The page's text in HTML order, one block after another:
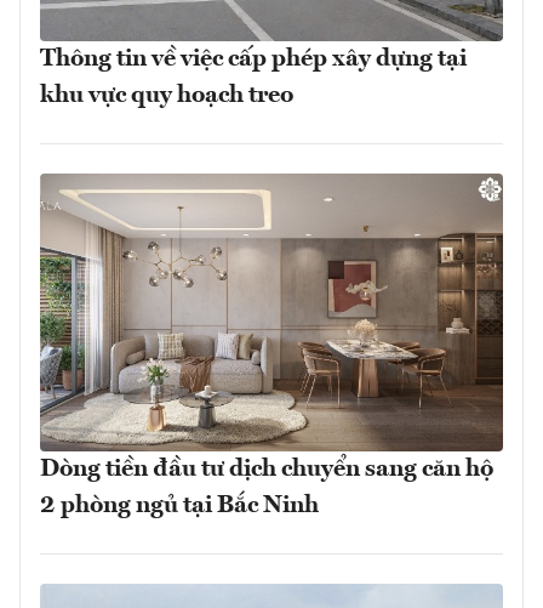
Thông tin về việc cấp phép xây dựng tại
khu vực quy hoạch treo
Dòng tiền đầu tư dịch chuyển sang căn hộ
2 phòng ngủ tại Bắc Ninh